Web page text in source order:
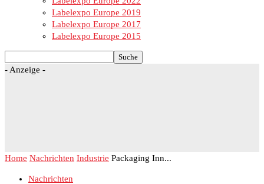
Labelexpo Europe 2019
Labelexpo Europe 2017
Labelexpo Europe 2015
- Anzeige -
Home Nachrichten Industrie Packaging Inn...
Nachrichten